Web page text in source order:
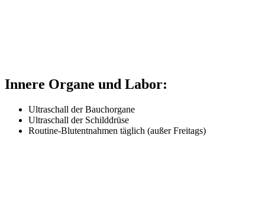
Innere Organe und Labor:
Ultraschall der Bauchorgane
Ultraschall der Schilddrüse
Routine-Blutentnahmen täglich (außer Freitags)